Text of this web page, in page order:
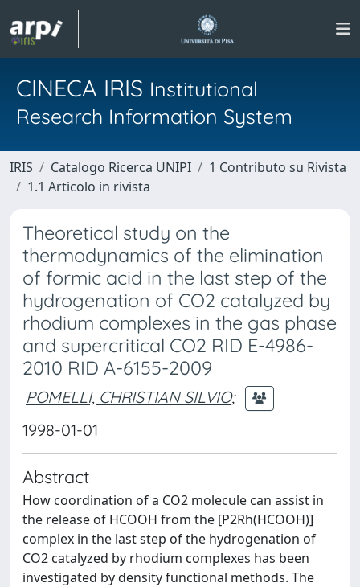
CINECA IRIS Institutional
Research Information System
IRIS Catalogo Ricerca UNIPI
1 Contributo su Rivista
1.1 Articolo in rivista
Theoretical study on the
thermodynamics of the elimination
of formic acid in the last step of the
hydrogenation of CO2 catalyzed by
rhodium complexes in the gas phase
and supercritical CO2 RID E-4986-
2010 RID A-6155-2009
POMELLI, CHRISTIAN SILVIO;
1998-01-01
Abstract
How coordination of a CO2 molecule can assist in
the release of HCOOH from the [P2Rh(HCOOH)]
complex in the last step of the hydrogenation of
CO2 catalyzed by rhodium complexes has been
investigated by density functional methods. The